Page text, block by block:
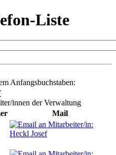
Liste
Anfangsbuchstaben:
innen der Verwaltung
Mail